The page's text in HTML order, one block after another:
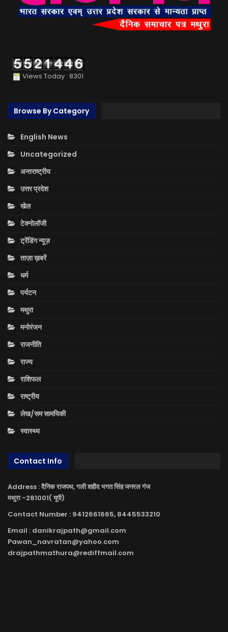
Views Today : 8301
Browse By Category
English News
Uncategorized
अन्तराष्ट्रीय
उत्तर प्रदेश
खेल
टेक्नोलॉजी
ट्रेंडिंग न्यूज़
ताज़ा ख़बरें
धर्म
पर्यटन
मथुरा
मनोरंजन
राजनीति
राज्य
राशिफल
राष्ट्रीय
लेख/सम सामयिकी
स्वास्थ्य
Contact Info
Address : दैनिक राजपथ, गली शहीद भगत सिंह जनरल गंज
मथुरा -281001( यूपी)
Contact Number : 9412661665, 8445533210
Email : danikrajpath@gmail.com
Pawan_navratan@yahoo.com
drajpathmathura@rediffmail.com